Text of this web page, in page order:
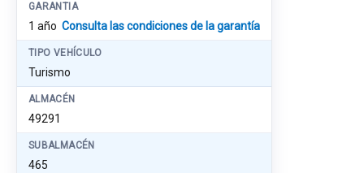
GARANTIA
1 año Consulta las condiciones de la garantía
TIPO VEHÍCULO
Turismo
ALMACÉN
49291
SUBALMACÉN
465